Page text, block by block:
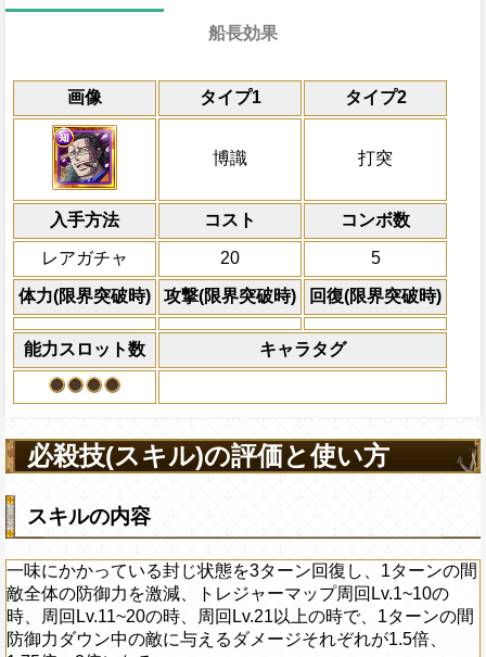
画像 タイプ1 タイプ2
博識 打突
入手方法 コスト コンボ数
レアガチャ 20 5
体力(限界突破時) 攻撃(限界突破時) 回復(限界突破時)
能力スロット数 キャラタグ
通常 13→13ターン
限界突破
通常時
一味にかかっている封じ状態を3ターン
の時、周回Lv.11~20の時、周回Lv.21以上
の間防御力ダウン中の敵に与えるダメー
倍、1.75倍、2倍になる
上限突破
共闘性能
船長効果
冒険開始時の必殺タ
キャラの攻撃を
にし、他の属性キャ
必殺技
ターン数：8
敵1体のHPを25%減
体力の上限を無視し
×30倍の全プレイヤー
(最大体力の2倍上限
えている時、体力満
になる)、全プレイヤ
アクション
を30%下げ、打突タ
げる
船長効果
知属性知属性の攻撃を1.5倍にする
Lv上限突破
必殺技(スキル)の評価と使い方
スキルの内容
一味にかかっている封じ状態を3ターン回復し、1ターンの間
敵全体の防御力を激減、トレジャーマップ周回Lv.1~10の
時、周回Lv.11~20の時、周回Lv.21以上の時で、1ターンの間
防御力ダウン中の敵に与えるダメージそれぞれが1.5倍、